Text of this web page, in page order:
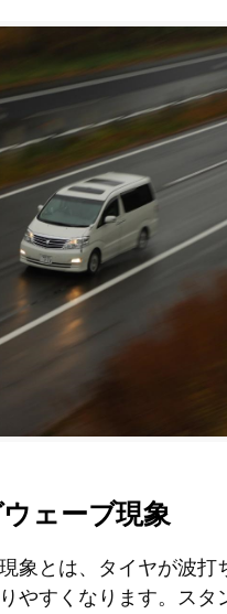
ェーブ現象
象とは、タイヤが波
やすくなります。ス